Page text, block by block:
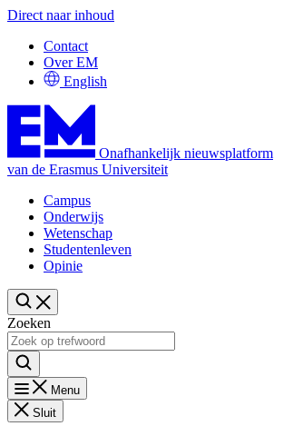
Direct naar inhoud
Contact
Over EM
English
Onafhankelijk nieuwsplatform
van de Erasmus Universiteit
Campus
Onderwijs
Wetenschap
Studentenleven
Opinie
Zoeken
Menu
Sluit